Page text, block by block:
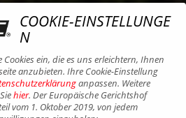
COOKIE-EINSTELLUNGE
N
Cookies ein, die es uns erleichtern, Ihnen
anzubieten. Ihre Cookie-Einstellung
anpassen. Weitere
hier. Der Europäische Gerichtshof
vom 1. Oktober 2019, von jedem